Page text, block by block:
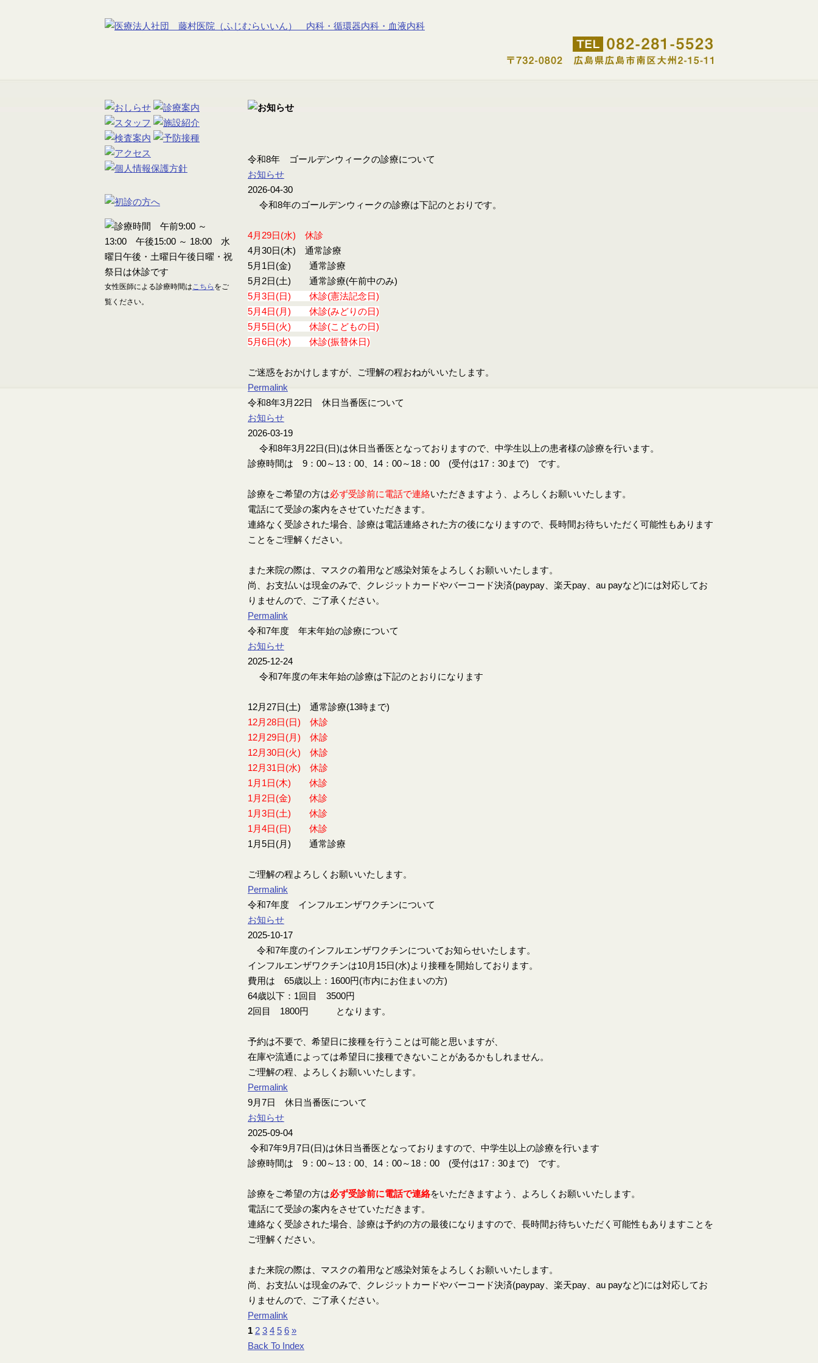
女性医師による診療時間はこちら をご
覧ください。
令和8年 ゴールデンウィークの診療について
お知らせ
2026-04-30
令和8年のゴールデンウィークの診療は下記のとおりです。
4月29日(水) 休診
4月30日(木) 通常診療
5月1日(金) 通常診療
5月2日(土) 通常診療(午前中のみ)
5月3日(日) 休診(憲法記念日)
5月4日(月) 休診(みどりの日)
5月5日(火) 休診(こどもの日)
5月6日(水) 休診(振替休日)
ご迷惑をおかけしますが、ご理解の程おねがいいたします。
Permalink
令和8年3月22日 休日当番医について
お知らせ
2026-03-19
令和8年3月22日(日)は休日当番医となっておりますので、中学生以上の患者様の診療を行います。
診療時間は 9：00～13：00、14：00～18：00 (受付は17：30まで) です。
診療をご希望の方は必ず受診前に電話で連絡いただきますよう、よろしくお願いいたします。
電話にて受診の案内をさせていただきます。
連絡なく受診された場合、診療は電話連絡された方の後になりますので、長時間お待ちいただく可能性もあります
ことをご理解ください。
また来院の際は、マスクの着用など感染対策をよろしくお願いいたします。
尚、お支払いは現金のみで、クレジットカードやバーコード決済(paypay、楽天pay、au payなど)には対応してお
りませんので、ご了承ください。
Permalink
令和7年度 年末年始の診療について
お知らせ
2025-12-24
令和7年度の年末年始の診療は下記のとおりになります
12月27日(土) 通常診療(13時まで)
12月28日(日) 休診
12月29日(月) 休診
12月30日(火) 休診
12月31日(水) 休診
1月1日(木) 休診
1月2日(金) 休診
1月3日(土) 休診
1月4日(日) 休診
1月5日(月) 通常診療
ご理解の程よろしくお願いいたします。
Permalink
令和7年度 インフルエンザワクチンについて
お知らせ
2025-10-17
令和7年度のインフルエンザワクチンについてお知らせいたします。
インフルエンザワクチンは10月15日(水)より接種を開始しております。
費用は 65歳以上：1600円(市内にお住まいの方)
64歳以下：1回目 3500円
2回目 1800円 となります。
予約は不要で、希望日に接種を行うことは可能と思いますが、
在庫や流通によっては希望日に接種できないことがあるかもしれません。
ご理解の程、よろしくお願いいたします。
Permalink
9月7日 休日当番医について
お知らせ
2025-09-04
令和7年9月7日(日)は休日当番医となっておりますので、中学生以上の診療を行います
診療時間は 9：00～13：00、14：00～18：00 (受付は17：30まで) です。
診療をご希望の方は必ず受診前に電話で連絡をいただきますよう、よろしくお願いいたします。
電話にて受診の案内をさせていただきます。
連絡なく受診された場合、診療は予約の方の最後になりますので、長時間お待ちいただく可能性もありますことを
ご理解ください。
また来院の際は、マスクの着用など感染対策をよろしくお願いいたします。
尚、お支払いは現金のみで、クレジットカードやバーコード決済(paypay、楽天pay、au payなど)には対応してお
りませんので、ご了承ください。
Permalink
1 2 3 4 5 6 »
Back To Index